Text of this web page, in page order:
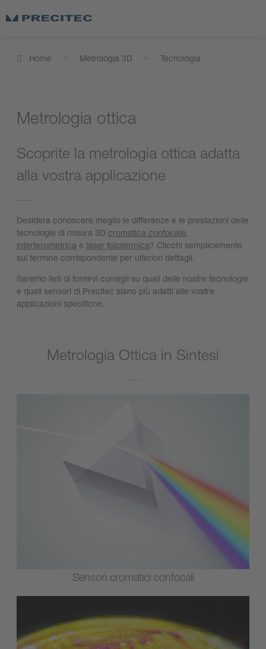
Home Metrologia 3D Tecnologia
Metrologia ottica
Scoprite la metrologia ottica adatta
alla vostra applicazione
Desidera conoscere meglio le differenze e le prestazioni delle
tecnologie di misura 3D cromatica confocale
interferometrica e laser fototermica? Clicchi semplicemente
sul termine corrispondente per ulteriori dettagli.
Saremo lieti di fornirvi consigli su quali delle nostre tecnologie
e quali sensori di Precitec siano più adatti alle vostre
applicazioni specifiche.
Metrologia Ottica in Sintesi
Sensori cromatici confocali